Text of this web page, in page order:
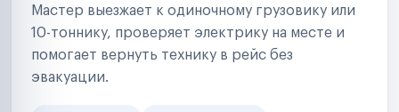
Мастер выезжает к одиночному грузовику или
10-тоннику, проверяет электрику на месте и
помогает вернуть технику в рейс без
эвакуации.